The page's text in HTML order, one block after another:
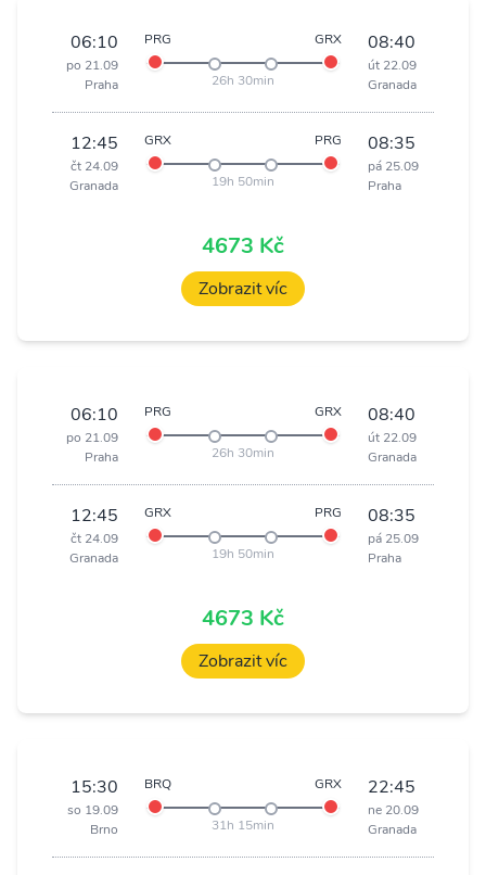
06:10
po 21.09
Praha
PRG GRX
26h 30min
08:40
út 22.09
Granada
12:45
čt 24.09
Granada
GRX PRG
19h 50min
08:35
pá 25.09
Praha
4673 Kč
Zobrazit víc
06:10
po 21.09
Praha
PRG GRX
26h 30min
08:40
út 22.09
Granada
12:45
čt 24.09
Granada
GRX PRG
19h 50min
08:35
pá 25.09
Praha
4673 Kč
Zobrazit víc
15:30
so 19.09
Brno
BRQ GRX
31h 15min
22:45
ne 20.09
Granada